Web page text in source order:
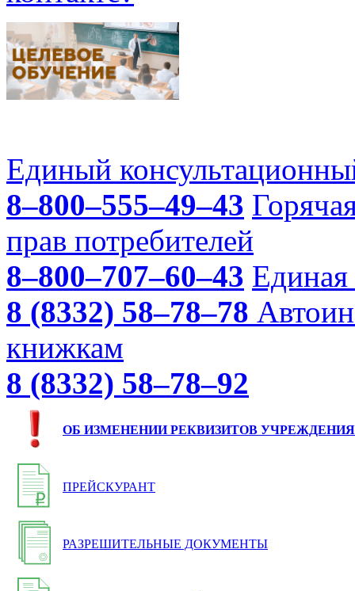
Единый
8–800–555–49–43
прав потребителей
8–800–707–60–43 Единая
8 (8332) 58–78–78
книжкам
8 (8332) 58–78–92
ОБ ИЗМЕНЕНИИ РЕКВИЗИТОВ УЧРЕЖДЕНИЯ
ПРЕЙСКУРАНТ
РАЗРЕШИТЕЛЬНЫЕ ДОКУМЕНТЫ